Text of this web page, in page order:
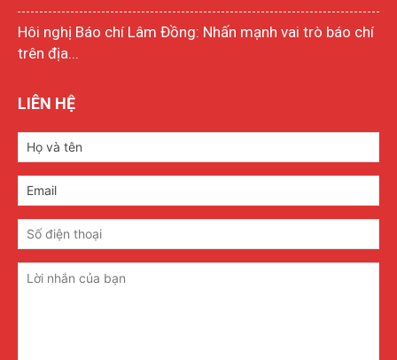
Hôi nghị Báo chí Lâm Đồng: Nhấn mạnh vai trò báo chí
trên địa...
LIÊN HỆ